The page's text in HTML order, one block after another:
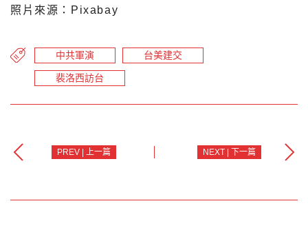
照片來源：Pixabay
中共軍演 台美建交
裴洛西訪台
PREV | 上一篇 NEXT | 下一篇